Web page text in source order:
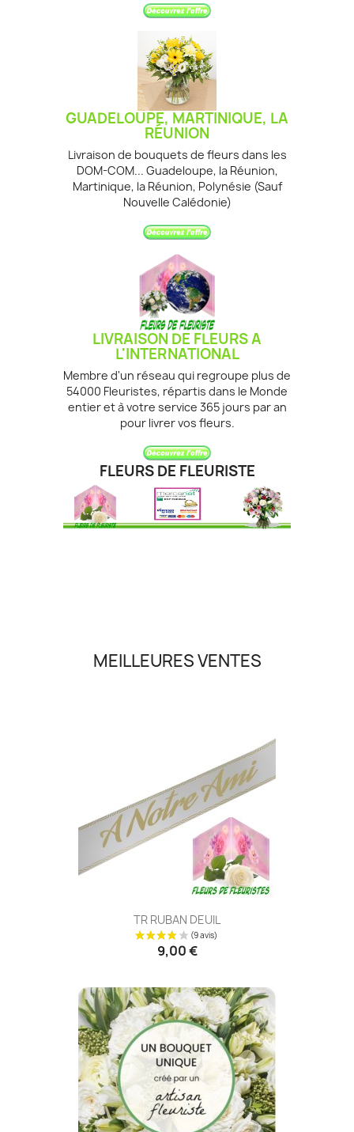
GUADELOUPE, MARTINIQUE, LA
RÉUNION
Livraison de bouquets de fleurs dans les
DOM-COM... Guadeloupe, la Réunion,
Martinique, la Réunion, Polynésie (Sauf
Nouvelle Calédonie)
LIVRAISON DE FLEURS A
L'INTERNATIONAL
Membre d'un réseau qui regroupe plus de
54000 Fleuristes, répartis dans le Monde
entier et à votre service 365 jours par an
pour livrer vos fleurs.
FLEURS DE FLEURISTE
MEILLEURES VENTES
TR RUBAN DEUIL
9,00 €